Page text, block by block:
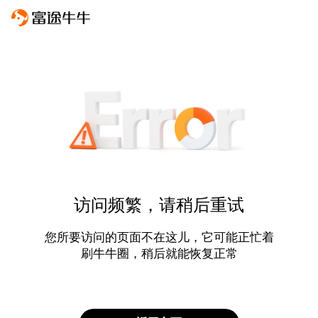
访问频繁，请稍后重试
您所要访问的页面不在这儿，它可能正忙着
刷牛牛圈，稍后就能恢复正常